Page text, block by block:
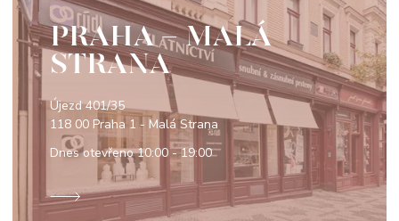
PRAHA - MALÁ
STRANA
Újezd 401/35
118 00 Praha 1 - Malá Strana
Dnes otevřeno10:00 - 19:00